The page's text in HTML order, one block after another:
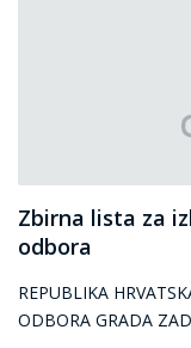
Zbirna lista za
odbora
REPUBLIKA
ODBORA GRADA